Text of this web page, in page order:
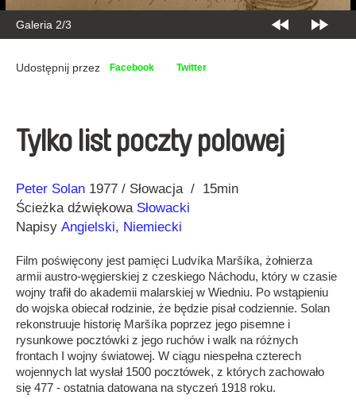
Galeria 2/3
Udostępnij przez Facebook Twitter
Tylko list poczty polowej
Reżyseria
Peter Solan
Rok 1977 Słowacja
15min
Ścieżka dźwiękowa Słowacki
Napisy Angielski, Niemiecki
Film poświęcony jest pamięci Ludvíka Maršíka, żołnierza
armii austro-węgierskiej z czeskiego Náchodu, który w czasie
wojny trafił do akademii malarskiej w Wiedniu. Po wstąpieniu
do wojska obiecał rodzinie, że będzie pisał codziennie. Solan
rekonstruuje historię Maršíka poprzez jego pisemne i
rysunkowe pocztówki z jego ruchów i walk na różnych
frontach I wojny światowej. W ciągu niespełna czterech
wojennych lat wysłał 1500 pocztówek, z których zachowało
się 477 - ostatnia datowana na styczeń 1918 roku.